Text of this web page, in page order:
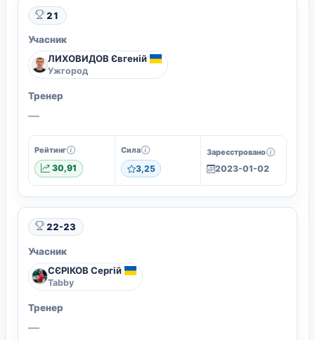
21
Учасник
ЛИХОВИДОВ Євгеній
Ужгород
Тренер
—
Рейтинг
30,91
Сила
3,25
Зареєстровано
2023-01-02
22-23
Учасник
СЄРІКОВ Сергій
Tabby
Тренер
—